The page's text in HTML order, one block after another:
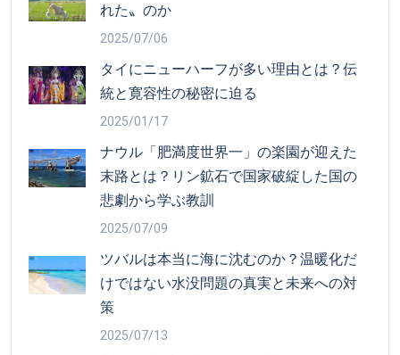
れた〟のか
2025/07/06
タイにニューハーフが多い理由とは？伝
統と寛容性の秘密に迫る
2025/01/17
ナウル「肥満度世界一」の楽園が迎えた
末路とは？リン鉱石で国家破綻した国の
悲劇から学ぶ教訓
2025/07/09
ツバルは本当に海に沈むのか？温暖化だ
けではない水没問題の真実と未来への対
策
2025/07/13